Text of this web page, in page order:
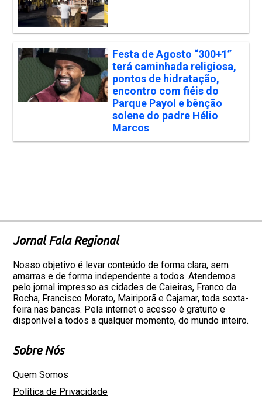
Festa de Agosto “300+1”
terá caminhada religiosa,
pontos de hidratação,
encontro com fiéis do
Parque Payol e bênção
solene do padre Hélio
Marcos
Jornal Fala Regional
Nosso objetivo é levar conteúdo de forma clara, sem
amarras e de forma independente a todos. Atendemos
pelo jornal impresso as cidades de Caieiras, Franco da
Rocha, Francisco Morato, Mairiporã e Cajamar, toda sexta-
feira nas bancas. Pela internet o acesso é gratuito e
disponível a todos a qualquer momento, do mundo inteiro.
Sobre Nós
Quem Somos
Política de Privacidade